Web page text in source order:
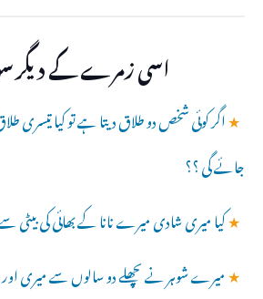
اسی زمرے کے دیگر
★اگر کوئی شخص دو طلاق دیتا ہے تو کیا تیسری
جائے گی ؟؟
★کیا میری شادی میرے نانا کے بھائی کی
★میرے شوہر نے پچھلے دو سالوں سے میری